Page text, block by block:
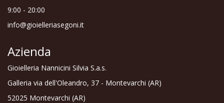
9:00 - 20:00
info@gioielleriasegoni.it
Azienda
Gioielleria Nannicini Silvia S.a.s.
Galleria via dell'Oleandro, 37 - Montevarchi (AR)
52025 Montevarchi (AR)